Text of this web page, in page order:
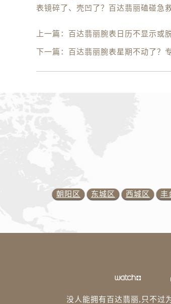
表镜碎了、壳凹了？百达翡丽磕碰急
上一篇： 百达翡丽腕表日历不显示或
下一篇： 百达翡丽腕表星期不动了？
朝阳区 东城区 西城区 丰
没人能拥有百达翡丽,只不过